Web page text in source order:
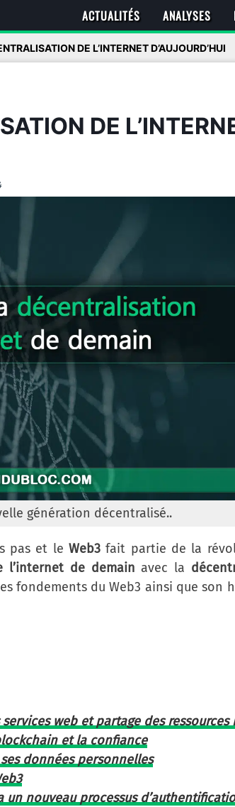
ACTUALITÉS ANALYSES
DE L’INTERNET D’AUJOURD’HUI
DE
génération décentralisé..
pas et le Web3 fait partie de la
l’internet de demain avec la
fondements du Web3 ainsi que son
web et partage des ressources
et la confiance
données personnelles
un nouveau processus